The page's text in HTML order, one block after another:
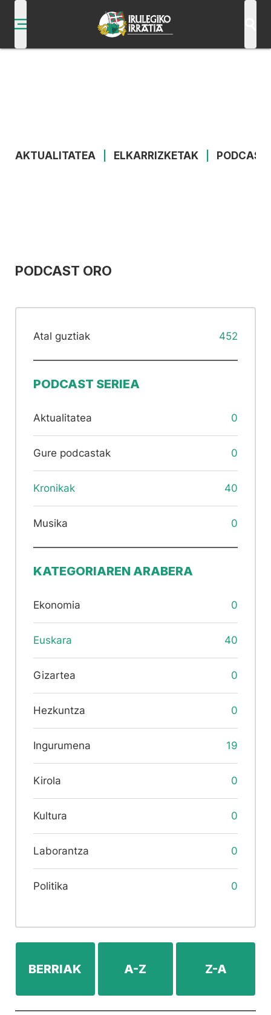
AKTUALITATEA ELKARRIZKETAK
PODCAST ORO
Atal guztiak 452
PODCAST SERIEA
Aktualitatea 0
Gure podcastak 0
Kronikak 40
Musika 0
KATEGORIAREN ARABERA
Ekonomia 0
Euskara 40
Gizartea 0
Hezkuntza 0
Ingurumena 19
Kirola 0
Kultura 0
Laborantza 0
Politika 0
BERRIAK A-Z Z-A